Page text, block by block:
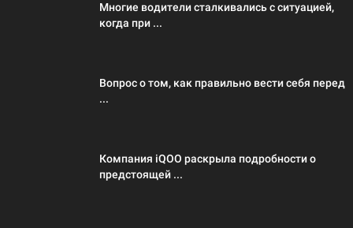
Многие водители сталкивались с ситуацией,
когда при ...
Вопрос о том, как правильно вести себя перед
...
Компания iQOO раскрыла подробности о
предстоящей ...